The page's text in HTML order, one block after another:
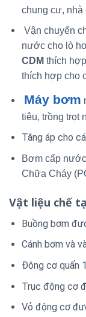
chung cư, nhà
Vận chuyển
nước cho lò
CDM thích
thích hợp cho
Máy bơm
tiêu, trồng trọt
Tăng áp cho
Bơm cấp
Chữa Cháy
Vật liệu chế
Buồng bơm
Cánh bơm và
Động cơ quấn
Trục động cơ
Vỏ động cơ